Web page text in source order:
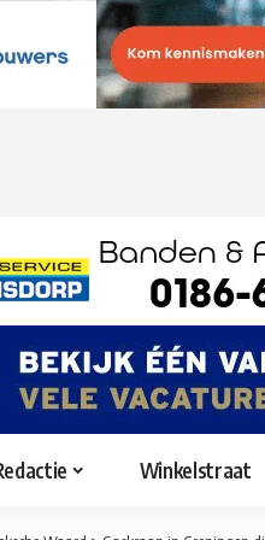
Winkelstraat